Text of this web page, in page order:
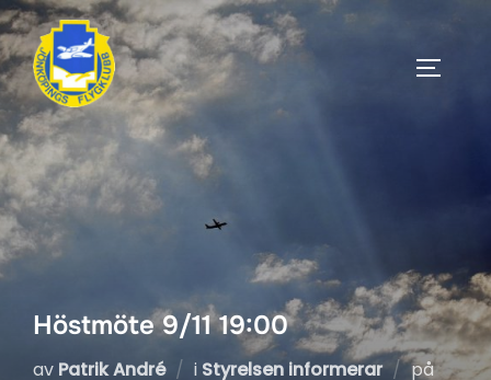
Hoppa
till
innehåll
SLÅ
Höstmöte 9/11 19:00
av Patrik André i Styrelsen informerar på